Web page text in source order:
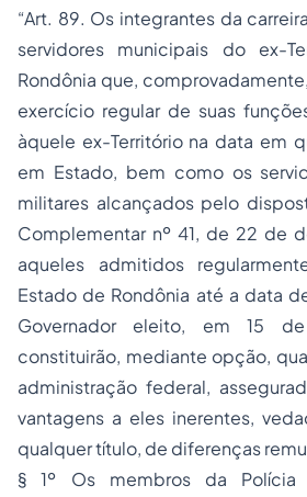
“Art. 89. Os integrantes da
servidores municipais do ex-
Rondônia que,
exercício regular de suas
àquele ex-Território na data em
em Estado, bem como os
militares alcançados pelo
Complementar nº 41, de 22 de
aqueles admitidos
Estado de Rondônia até a data
Governador eleito, em 15
constituirão, mediante opção,
administração federal,
vantagens a eles inerentes,
qualquer título, de diferenças
§ 1º Os membros da Polícia